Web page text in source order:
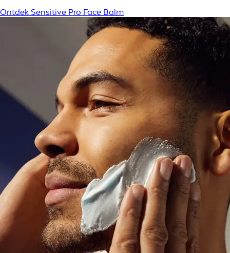
Ontdek Sensitive Pro Face Balm